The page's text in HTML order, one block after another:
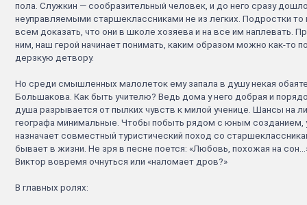
пола. Служкин — сообразительный человек, и до него сразу
неуправляемыми старшеклассниками не из легких. Подростки
всем доказать, что они в школе хозяева и на все им наплевать.
ним, наш герой начинает понимать, каким образом можно как-то
дерзкую детвору.
Но среди смышленных малолеток ему запала в душу некая
Большакова. Как быть учителю? Ведь дома у него добрая и
душа разрывается от пылких чувств к милой ученице. Шансы на
географа минимальные. Чтобы побыть рядом с юным созданием,
назначает совместный туристический поход со
бывает в жизни. Не зря в песне поется: «Любовь, похожая на
Виктор вовремя очнуться или «наломает дров?»
В главных ролях: